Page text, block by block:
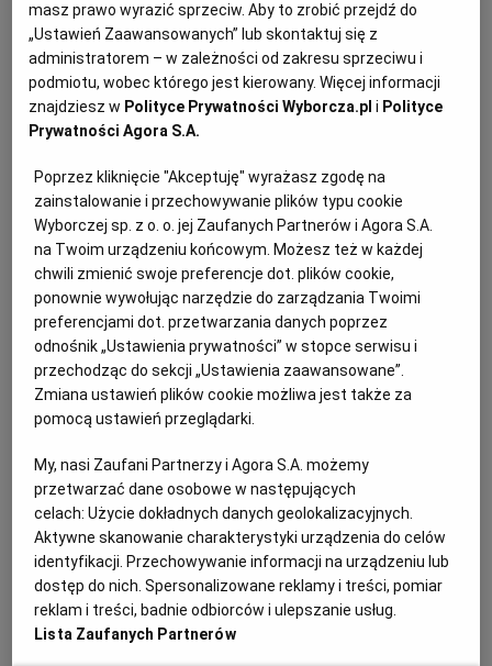
wezwania z art. 26 ust. 1ustawy Pzporaz
wnoszone do nich uzupełnienia i wyjaśnienia
stanowią załączniki do protokołu i powinny być
udostępnione po wyborze oferty (zgodnie z art. 96
ust. 3ustawy Pzp) czy też nie są załącznikami i
można je udostępnić przed tym wyborem?
Ogłoszenia z kategorii Przetargi
masz prawo wyrazić sprzeciw. Aby to zrobić przejdź do
„Ustawień Zaawansowanych” lub skontaktuj się z
administratorem – w zależności od zakresu sprzeciwu i
podmiotu, wobec którego jest kierowany. Więcej informacji
znajdziesz w Polityce Prywatności Wyborcza.pl i Polityce
Prywatności Agora S.A.
Poprzez kliknięcie "Akceptuję" wyrażasz zgodę na
zainstalowanie i przechowywanie plików typu cookie
Wyborczej sp. z o. o. jej Zaufanych Partnerów i Agora S.A.
na Twoim urządzeniu końcowym. Możesz też w każdej
chwili zmienić swoje preferencje dot. plików cookie,
ponownie wywołując narzędzie do zarządzania Twoimi
preferencjami dot. przetwarzania danych poprzez
odnośnik „Ustawienia prywatności” w stopce serwisu i
przechodząc do sekcji „Ustawienia zaawansowane”.
Zmiana ustawień plików cookie możliwa jest także za
pomocą ustawień przeglądarki.
My, nasi Zaufani Partnerzy i Agora S.A. możemy
przetwarzać dane osobowe w następujących
celach:Użycie dokładnych danych geolokalizacyjnych.
Aktywne skanowanie charakterystyki urządzenia do celów
identyfikacji. Przechowywanie informacji na urządzeniu lub
dostęp do nich. Spersonalizowane reklamy i treści, pomiar
reklam i treści, badnie odbiorców i ulepszanie usług.
Lista Zaufanych Partnerów